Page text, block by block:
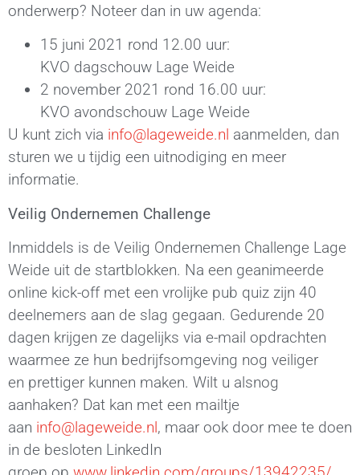
onderwerp? Noteer dan in uw agenda:
15 juni 2021 rond 1 2.00 uur:
KVO dagschouw Lage Weide
2 november 2021 rond 1 6.00 uur:
KVO avondschouw Lage Weide
U kunt zich via info@lageweide.nl aanmelden, dan
sturen we u tijdig een uitnodiging en meer
informatie.
Veilig Ondernemen Challenge
Inmiddels is de Veilig Ondernemen Challenge Lage
Weide uit de startblokken. Na een geanimeerde
online kick-off met een vrolijke pub quiz zijn 40
deelnemers aan de slag gegaan. Gedurende 20
dagen krijgen ze dagelijks via e-mail opdrachten
waarmee ze hun bedrijfsomgeving nog veiliger
en prettiger kunnen maken. Wilt u alsnog
aanhaken? Dat kan met een mailtje
aan info@lageweide.nl, maar ook door mee te doen
in de besloten LinkedIn